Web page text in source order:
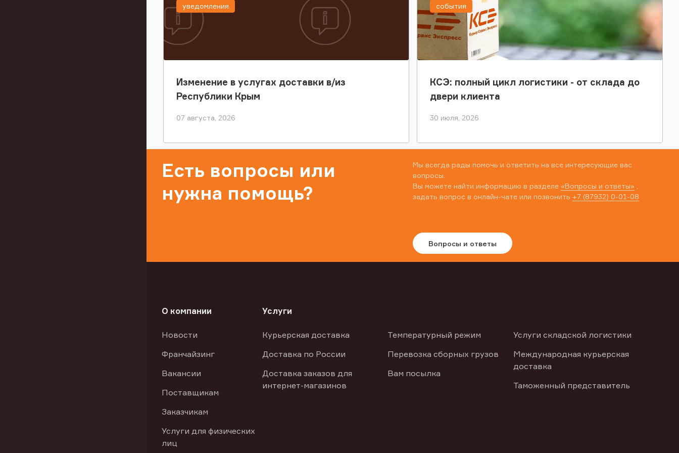
Изменение в услугах доставки в/из
Республики Крым
07 августа, 2026
уведомления
КСЭ: полный цикл логистики - от склада до
двери клиента
30 июля, 2026
события
Есть вопросы или
нужна помощь?
Мы всегда рады помочь и ответить на все интересующие вас
вопросы.
Вы можете найти информацию в разделе «Вопросы и ответы»
задать вопрос в онлайн-чате или позвонить +7 (87932) 0-01-08
Вопросы и ответы
О компании
Новости
Франчайзинг
Вакансии
Поставщикам
Заказчикам
Услуги для физических
лиц
Услуги
Курьерская доставка
Доставка по России
Доставка заказов для
интернет-магазинов
Температурный режим
Перевозка сборных грузов
Вам посылка
Услуги складской логистики
Международная курьерская
доставка
Таможенный представитель